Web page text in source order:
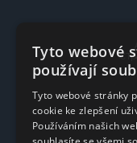
Tyto webové
používají
Tyto webové stránky
cookie ke zlepšení
Používáním našich